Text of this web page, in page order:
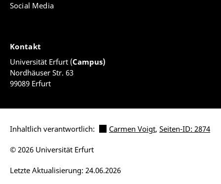
Social Media
Kontakt
Universität Erfurt (Campus)
Nordhäuser Str. 63
99089 Erfurt
Inhaltlich verantwortlich: Carmen Voigt, Seiten-ID: 2874
Letzte Aktualisierung: 24.06.2026
© 2026 Universität Erfurt